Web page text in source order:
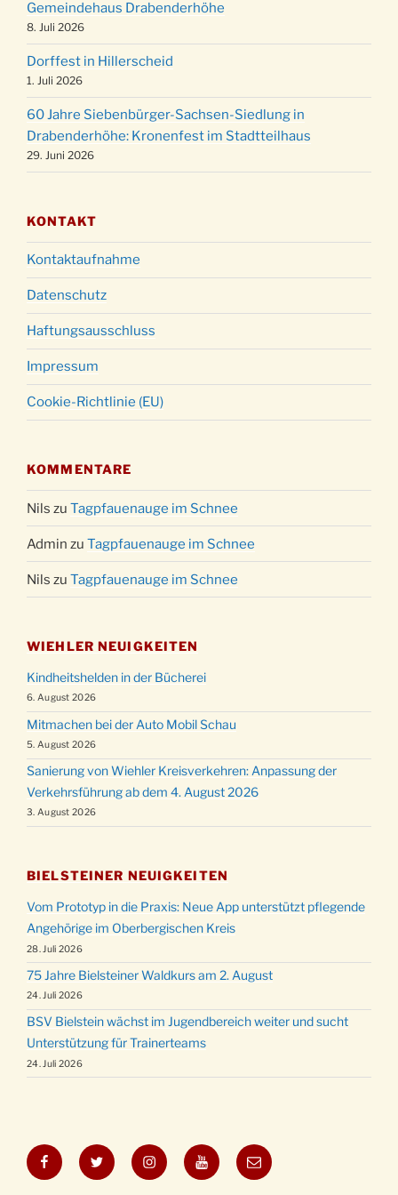
24.12.
Weihnachtsgottesdienst in der Kirche um
18:00 Uhr
24.12.
Christmette mit der ev. Jugend in der Kirche
um 23:00 Uhr
31.12.
Gottesdienst zu Silvester in der Kirche um
18:00 Uhr
Gemeindehaus Drabenderhöhe
8. Juli 2026
Dorffest in Hillerscheid
1. Juli 2026
60 Jahre Siebenbürger-Sachsen-Siedlung in
Drabenderhöhe: Kronenfest im Stadtteilhaus
29. Juni 2026
KONTAKT
Kontaktaufnahme
Datenschutz
Haftungsausschluss
Impressum
Cookie-Richtlinie (EU)
KOMMENTARE
Nils zu Tagpfauenauge im Schnee
Admin zu Tagpfauenauge im Schnee
Nils zu Tagpfauenauge im Schnee
WIEHLER NEUIGKEITEN
Kindheitshelden in der Bücherei
6. August 2026
Mitmachen bei der Auto Mobil Schau
5. August 2026
Sanierung von Wiehler Kreisverkehren: Anpassung der
Verkehrsführung ab dem 4. August 2026
3. August 2026
BIELSTEINER NEUIGKEITEN
Vom Prototyp in die Praxis: Neue App unterstützt pflegende
Angehörige im Oberbergischen Kreis
28. Juli 2026
75 Jahre Bielsteiner Waldkurs am 2. August
24. Juli 2026
BSV Bielstein wächst im Jugendbereich weiter und sucht
Unterstützung für Trainerteams
24. Juli 2026
FacebookTwitter InstagramYouTubeE-
Mail